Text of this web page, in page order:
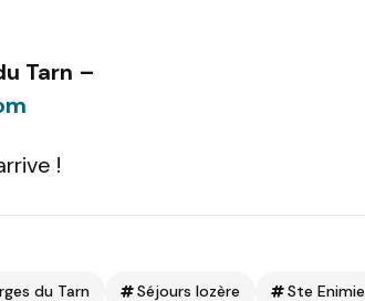
Tarn –
!
du Tarn Séjours lozère Ste Enimie